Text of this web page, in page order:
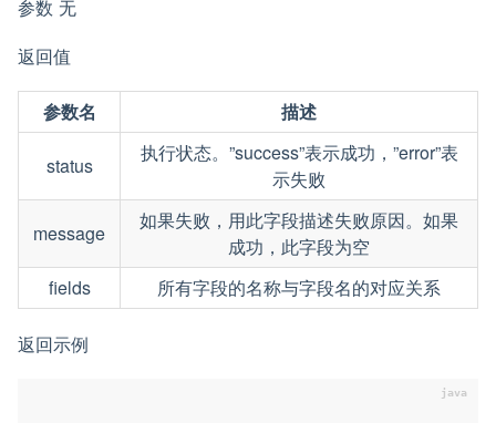
参数 无
返回值
参数名 描述
status
执行状态。”success”表示成功，”error”表
示失败
message
如果失败，用此字段描述失败原因。如果
成功，此字段为空
fields
所有字段的名称与字段名的对应关系
返回示例